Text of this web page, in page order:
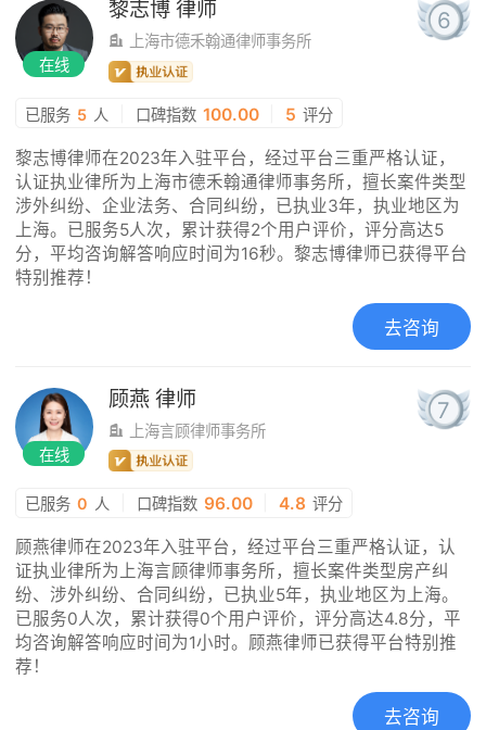
在线
黎志博 律师
上海市德禾翰通律师事务所
6
已服务 5 人 口碑指数 100.00 5 评分
黎志博律师在2023年入驻平台，经过平台三重严格认证，
认证执业律所为上海市德禾翰通律师事务所，擅长案件类型
涉外纠纷、企业法务、合同纠纷，已执业3年，执业地区为
上海。已服务5人次，累计获得2个用户评价，评分高达5
分，平均咨询解答响应时间为16秒。黎志博律师已获得平台
特别推荐！
去咨询
在线
顾燕 律师
上海言顾律师事务所
7
已服务 0 人 口碑指数 96.00 4.8 评分
顾燕律师在2023年入驻平台，经过平台三重严格认证，认
证执业律所为上海言顾律师事务所，擅长案件类型房产纠
纷、涉外纠纷、合同纠纷，已执业5年，执业地区为上海。
已服务0人次，累计获得0个用户评价，评分高达4.8分，平
均咨询解答响应时间为1小时。顾燕律师已获得平台特别推
荐！
去咨询